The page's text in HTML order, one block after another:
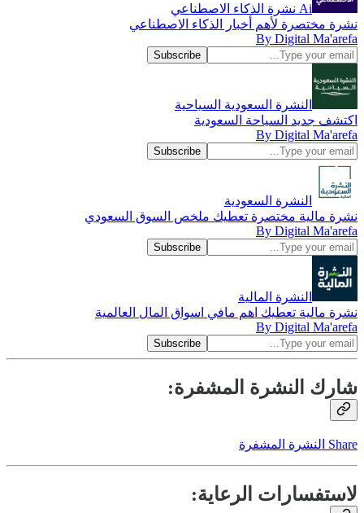
Ai نشرة الذكاء الاصطناعي
نشرة مختصرة لأهم أخبار الذكاء الاصطناعي
By Digital Ma'arefa
النشرة السعودية السياحية
اكتشف جديد السياحة السعودية
By Digital Ma'arefa
النشرة السعودية
نشرة مالية مختصرة تعطيك ملخص السوق السعودي
By Digital Ma'arefa
النشرة المالية
نشرة مالية تعطيك اهم مافي اسواق المال العالمية
By Digital Ma'arefa
شارك النشرة المشفرة:
Share النشرة المشفرة
لاستفسارات الرعاية: